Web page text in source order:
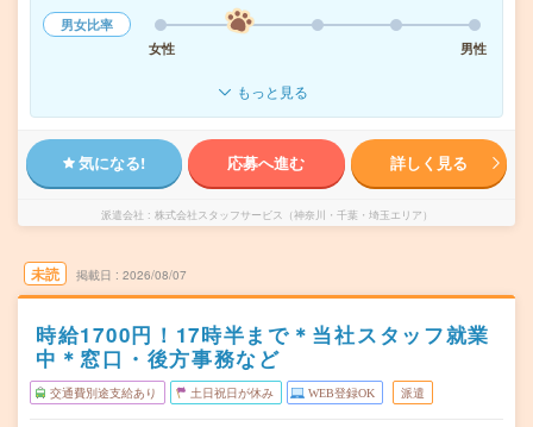
男女比率
女性
男性
もっと見る
気になる! 応募へ進む 詳しく見る
派遣会社 株式会社スタッフサービス（神奈川・千葉・埼玉エリア）
未読 掲載日 2026/08/07
時給1700円！17時半まで＊当社スタッフ就業
中＊窓口・後方事務など
交通費別途支給あり 土日祝日が休み WEB登録OK 派遣